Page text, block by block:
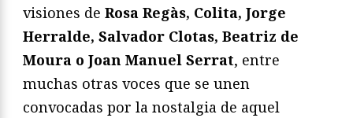
visiones de Rosa Regàs, Colita, Jorge
Herralde, Salvador Clotas, Beatriz de
Moura o Joan Manuel Serrat, entre
muchas otras voces que se unen
convocadas por la nostalgia de aquel